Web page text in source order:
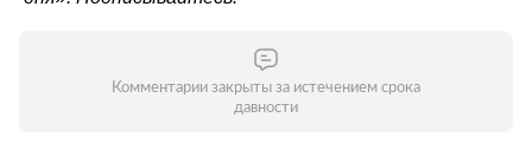
Комментарии закрыты за истечением срока
давности